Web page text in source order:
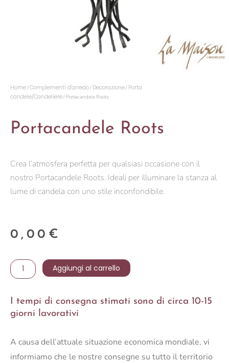
Home/Complementi d'arredo/ Decorazione/ Porta
candele/Candeliere/ Portacandele Roots
Portacandele Roots
Crea l’atmosfera perfetta per qualsiasi occasione con il
nostro Portacandele Roots. Ideali per illuminare la stanza al
lume di candela con uno stile inconfondibile.
0,00 €
Portacandele
Roots
Aggiungi al carrello
I tempi di consegna stimati sono di circa 10-15
giorni lavorativi
A causa dell’attuale situazione economica mondiale, vi
informiamo che le nostre consegne su tutto il territorio